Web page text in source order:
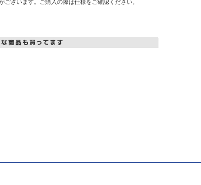
ざいます。ご購入の際は仕様をご確認ください。